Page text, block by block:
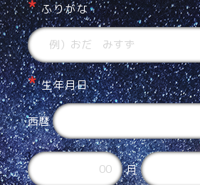
ふりがな
生年月日
西暦
月